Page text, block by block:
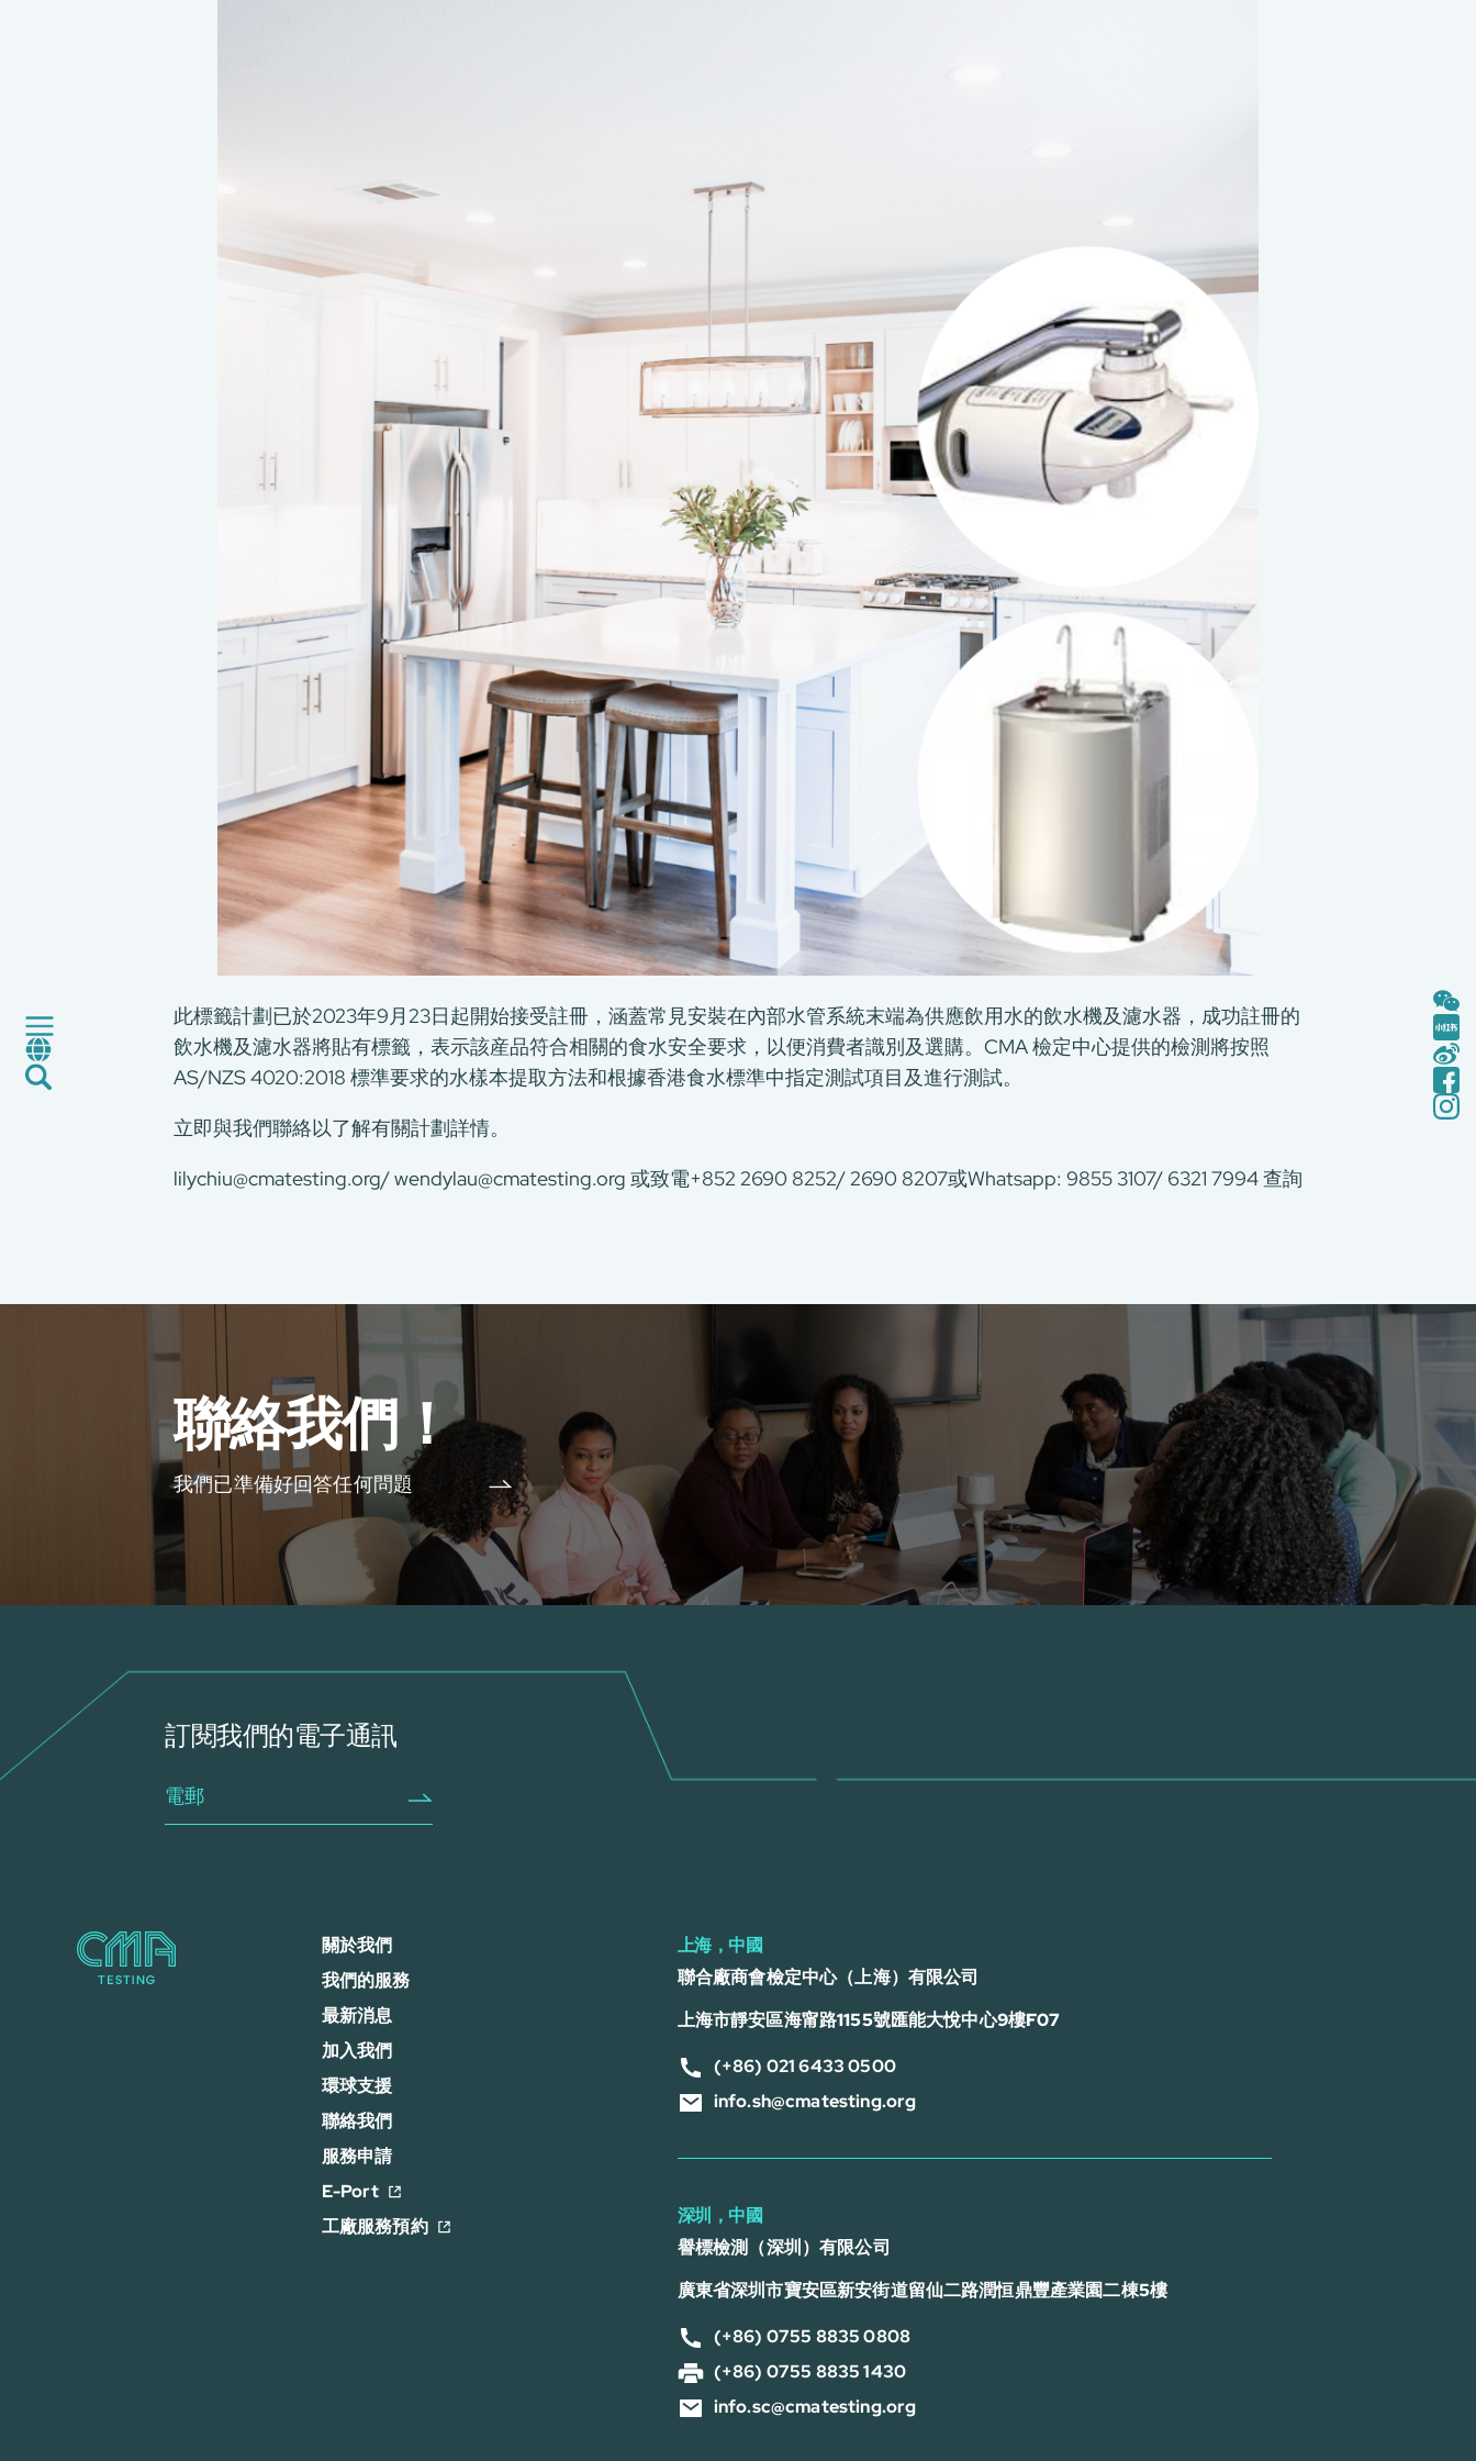
綠色環保服務
認證與評價服務
此標籤計劃已於2023年9月23日起開始接受註冊，涵蓋常見安裝在內部水管系統末端為供應飲用水的飲水機及濾水器，成功註冊的
飲水機及濾水器將貼有標籤，表示該産品符合相關的食水安全要求，以便消費者識別及選購。CMA 檢定中心提供的檢測將按照
AS/NZS 4020:2018 標準要求的水樣本提取方法和根據香港食水標準中指定測試項目及進行測試。
立即與我們聯絡以了解有關計劃詳情。
lilychiu@cmatesting.org/wendylau@cmatesting.org 或致電+852 2690 8252/ 2690 8207或Whatsapp: 9855 3107/ 6321 7994 查詢
聯絡我們！
我們已準備好回答任何問題
訂閱我們的電子通訊
關於我們
我們的服務
最新消息
加入我們
環球支援
聯絡我們
服務申請
E-Port
工廠服務預約
上海，中國
聯合廠商會檢定中心（上海）有限公司
上海市靜安區海甯路1155號匯能大悅中心9樓F07
(+86) 021 6433 0500
info.sh@cmatesting.org
深圳，中國
譽標檢測（深圳）有限公司
廣東省深圳市寶安區新安街道留仙二路潤恒鼎豐產業園二棟5樓
(+86) 0755 8835 0808
(+86) 0755 8835 1430
info.sc@cmatesting.org